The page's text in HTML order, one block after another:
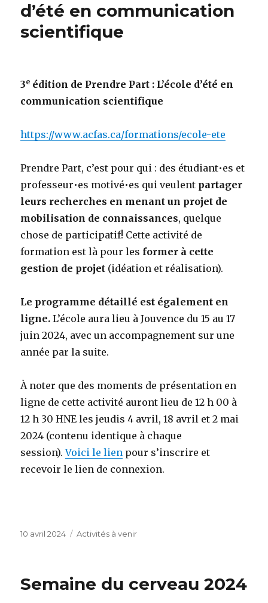
d’été en communication
scientifique
3e édition de Prendre Part : L’école d’été en
communication scientifique
https://www.acfas.ca/formations/ecole-ete
Prendre Part, c’est pour qui : des étudiant•es et
professeur•es motivé•es qui veulent partager
leurs recherches en menant un projet de
mobilisation de connaissances, quelque
chose de participatif! Cette activité de
formation est là pour les former à cette
gestion de projet (idéation et réalisation).
Le programme détaillé est également en
ligne.L’école aura lieu à Jouvence du 15 au 17
juin 2024, avec un accompagnement sur une
année par la suite.
À noter que des moments de présentation en
ligne de cette activité auront lieu de 12 h 00 à
12 h 30 HNE les jeudis 4 avril, 18 avril et 2 mai
2024 (contenu identique à chaque
session).Voici le lien pour s’inscrire et
recevoir le lien de connexion.
Publié
10 avril 2024 Catégories
Activités à venir
Semaine du cerveau 2024